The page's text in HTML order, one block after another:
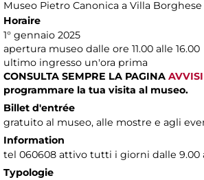
Museo Pietro Canonica a Villa Borghese
Horaire
1° gennaio 2025
apertura museo dalle ore 11.00 alle 16.00
ultimo ingresso un'ora prima
CONSULTA SEMPRE LA PAGINA AVVISI
programmare la tua visita al museo.
Billet d'entrée
gratuito al museo, alle mostre e agli
Information
tel 060608 attivo tutti i giorni dalle 9.00
Typologie